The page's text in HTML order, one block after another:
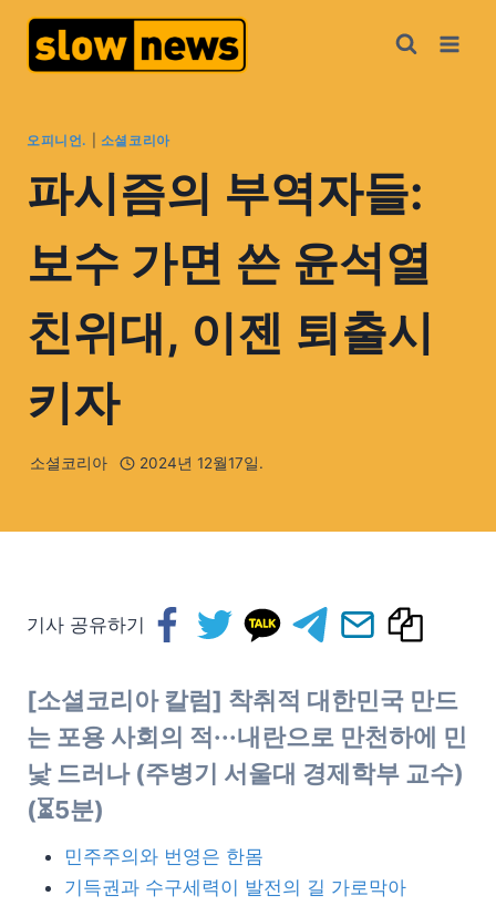
오피니언. 소셜코리아
파시즘의 부역자들:
보수 가면 쓴 윤석열
친위대, 이젠 퇴출시
키자
소셜코리아 2024년 12월17일.
기사 공유하기
[소셜코리아 칼럼] 착취적 대한민국 만드
는 포용 사회의 적···내란으로 만천하에 민
낯 드러나(주병기 서울대 경제학부 교수)
(⏳5분)
민주주의와 번영은 한몸
기득권과 수구세력이 발전의 길 가로막아